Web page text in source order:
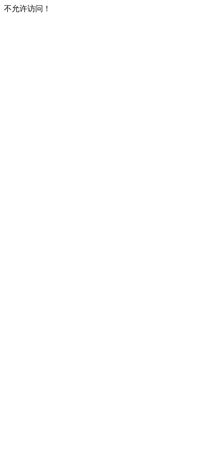
不允许访问！